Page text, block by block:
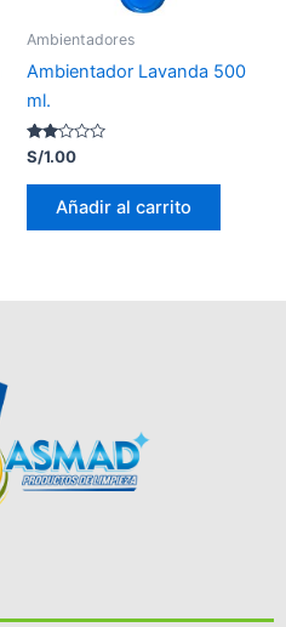
Ambientadores
Ambientador Lavanda 500
ml.
Valorado
con
2.00
S/1.00
Añadir al carrito